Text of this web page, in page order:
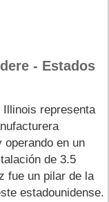
- Estados
Illinois representa
operando en un
de 3.5
fue un pilar de la
estadounidense.